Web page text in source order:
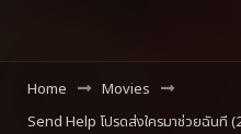
Home
Movies
Send Help โปรดส่งใครมาช่วยฉันที